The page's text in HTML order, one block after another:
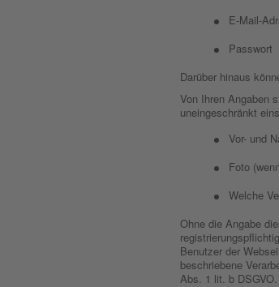
E-Mail-
Passwort
Darüber hinaus
Von Ihren Angaben
uneingeschränkt
Vor- und
Foto
Welche
Ohne die Angabe
Benutzer der
beschriebene
Abs. 1 lit. b DSGVO.